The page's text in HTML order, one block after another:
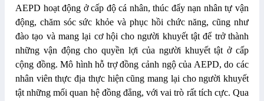
AEPD hoạt động ở cấp độ cá nhân, thúc đẩy nạn nhân tự vận
động, chăm sóc sức khỏe và phục hồi chức năng, cũng như
đào tạo và mang lại cơ hội cho người khuyết tật để trở thành
những vận động cho quyền lợi của người khuyết tật ở cấp
cộng đồng. Mô hình hỗ trợ đồng cảnh ngộ của AEPD, do các
nhân viên thực địa thực hiện cũng mang lại cho người khuyết
tật những mối quan hệ đồng đẳng, với vai trò rất tích cực. Qua